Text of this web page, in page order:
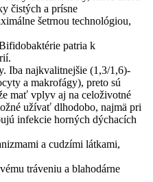
čistých a prísne
šetrnou technológiou,
patria k
Iba najkvalitnejšie (1,3/1,6)-
a makrofágy), preto sú
mať vplyv aj na celoživotné
užívať dlhodobo, najmä pri
infekcie horných dýchacích
a cudzími látkami,
tráveniu a blahodárne